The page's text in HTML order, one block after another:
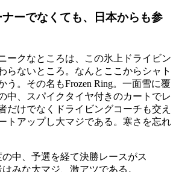
ーでなくても、日本からも参
ークなところは、この氷上ドライビン
らないところ。なんとここからシャト
う。その名もFrozen Ring。一面雪に覆
中、スパイクタイヤ付きのカートでレ
だけでなくドライビングコーチも交え
トアップし大マジである。寒さを忘れ